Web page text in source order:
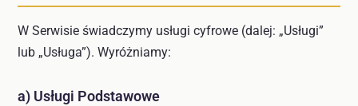
W Serwisie świadczymy usługi cyfrowe (dalej: „Usługi”
lub „Usługa”). Wyróżniamy:
a) Usługi Podstawowe